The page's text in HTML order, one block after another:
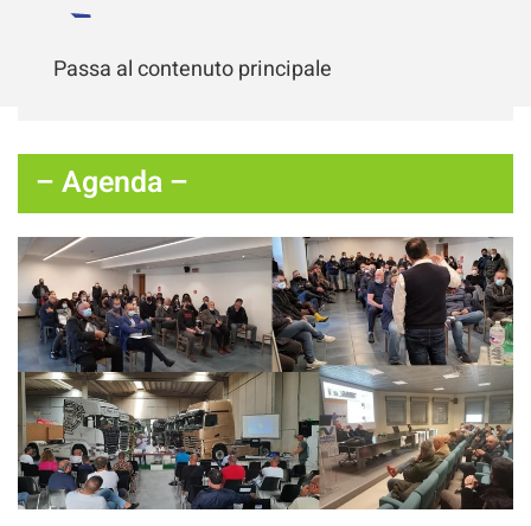
Passa al contenuto principale
– Agenda –